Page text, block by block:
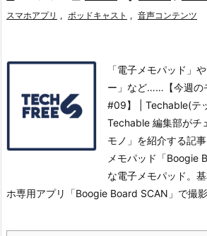
スマホアプリ , ポッドキャスト , 音声コンテンツ
「電子メモパッド」
ー」など……【今週の
#09】 | Techable(テ
Techable 編集部がチ
モノ」を紹介する記事
メモパッド「Boogie
な電子メモパッド。
ホ専用アプリ「Boogie Board SCAN」で撮